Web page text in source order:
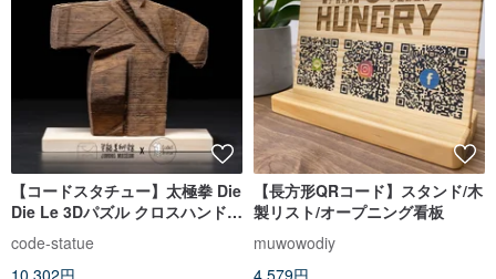
【コードスタチュー】太極拳 Die
Die Le 3Dパズル クロスハンド
朱明美術館 ジョイントモデル
code-statue
10,302円
【長方形QRコード】スタンド/木
製リスト/オープニング看板
muwowodiy
4,579円